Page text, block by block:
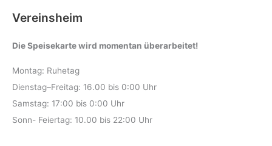
Vereinsheim
Die Speisekarte wird momentan überarbeitet!
Montag: Ruhetag
Dienstag–Freitag: 16.00 bis 0:00 Uhr
Samstag: 17:00 bis 0:00 Uhr
Sonn- Feiertag: 10.00 bis 22:00 Uhr